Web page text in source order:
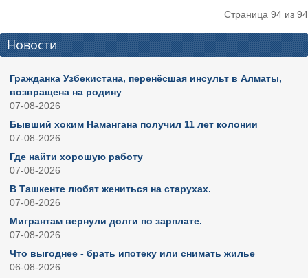
Страница 94 из 94
Новости
Гражданка Узбекистана, перенёсшая инсульт в Алматы,
возвращена на родину
07-08-2026
Бывший хоким Намангана получил 11 лет колонии
07-08-2026
Где найти хорошую работу
07-08-2026
В Ташкенте любят жениться на старухах.
07-08-2026
Мигрантам вернули долги по зарплате.
07-08-2026
Что выгоднее - брать ипотеку или снимать жилье
06-08-2026